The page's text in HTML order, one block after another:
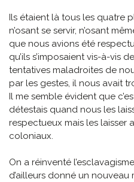
Ils étaient là tous les quatre
n’osant se servir, n’osant
que nous avions été
qu’ils s’imposaient vis-à-vis
tentatives maladroites de
par les gestes, il nous avait
Il me semble évident que
détestais quand nous les
respectueux mais les laisser
coloniaux.
On a réinventé
d’ailleurs donné un